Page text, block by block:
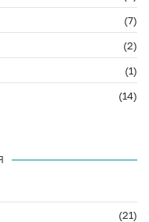
(7)
(2)
(1)
(14)
(21)